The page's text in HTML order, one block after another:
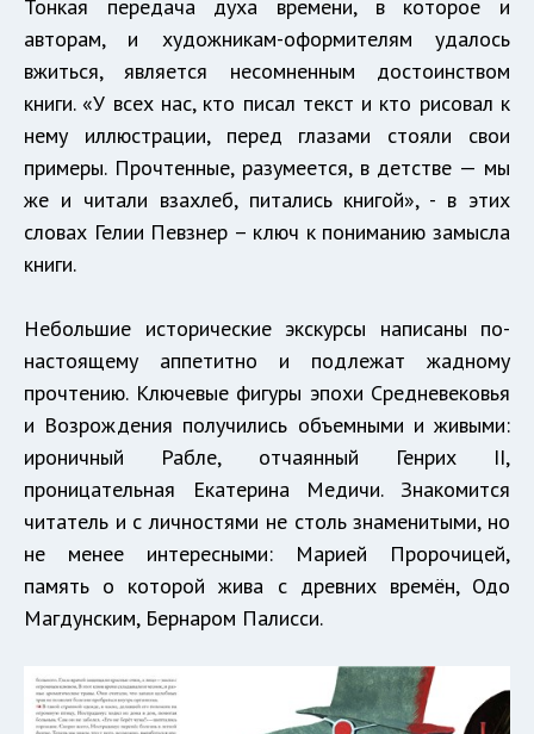
Тонкая передача духа времени, в которое и
авторам, и художникам-оформителям удалось
вжиться, является несомненным достоинством
книги. «У всех нас, кто писал текст и кто рисовал к
нему иллюстрации, перед глазами стояли свои
примеры. Прочтенные, разумеется, в детстве — мы
же и читали взахлеб, питались книгой», - в этих
словах Гелии Певзнер – ключ к пониманию замысла
книги.
Небольшие исторические экскурсы написаны по-
настоящему аппетитно и подлежат жадному
прочтению. Ключевые фигуры эпохи Средневековья
и Возрождения получились объемными и живыми:
ироничный Рабле, отчаянный Генрих II,
проницательная Екатерина Медичи. Знакомится
читатель и с личностями не столь знаменитыми, но
не менее интересными: Марией Пророчицей,
память о которой жива с древних времён, Одо
Магдунским, Бернаром Палисси.